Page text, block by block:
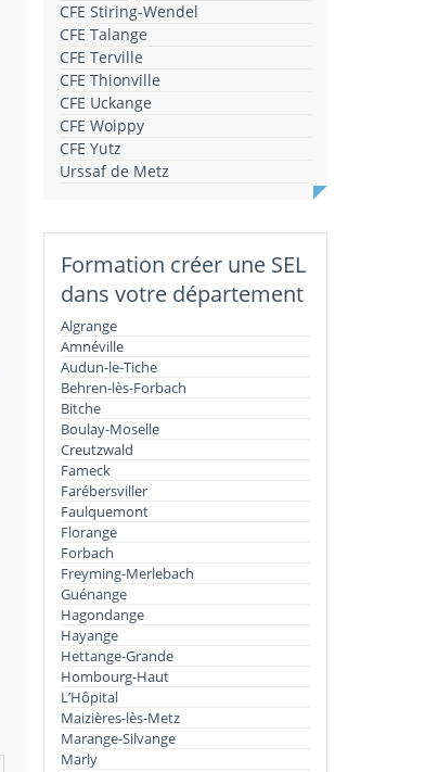
CFE Stiring-Wendel
CFE Talange
CFE Terville
CFE Thionville
CFE Uckange
CFE Woippy
CFE Yutz
Urssaf de Metz
Formation créer une SEL
dans votre département
Algrange
Amnéville
Audun-le-Tiche
Behren-lès-Forbach
Bitche
Boulay-Moselle
Creutzwald
Fameck
Farébersviller
Faulquemont
Florange
Forbach
Freyming-Merlebach
Guénange
Hagondange
Hayange
Hettange-Grande
Hombourg-Haut
L’Hôpital
Maizières-lès-Metz
Marange-Silvange
Marly